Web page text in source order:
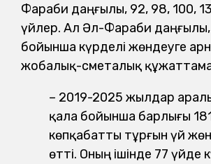
Фараби даңғылы, 92, 98, 100,
үйлер. Ал Әл-Фараби
бойынша күрделі жөндеуге
жобалық-сметалық құжаттама
– 2019-2025 жылдар
қала бойынша барлығы
көпқабатты тұрғын үй
өтті. Оның ішінде 77 үйде